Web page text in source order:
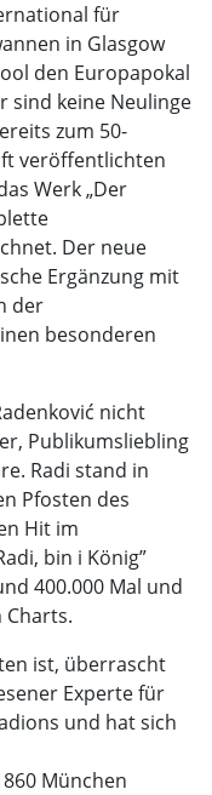
für
in Glasgow
den Europapokal
sind keine Neulinge
zum 50-
veröffentlichten
Werk „Der
Der neue
Ergänzung mit
der
besonderen
nicht
Publikumsliebling
Radi stand in
Pfosten des
Hit im
bin i König”
400.000 Mal und
Charts.
ist, überrascht
Experte für
und hat sich
München